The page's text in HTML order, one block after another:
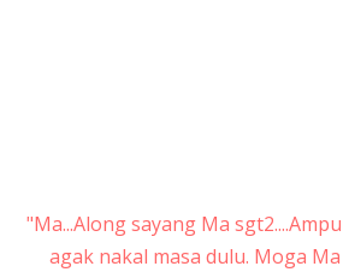
"Ma...Along sayang Ma
agak nakal masa dulu. Moga